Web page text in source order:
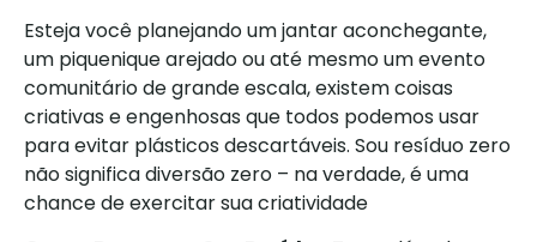
Esteja você planejando um jantar aconchegante,
um piquenique arejado ou até mesmo um evento
comunitário de grande escala, existem coisas
criativas e engenhosas que todos podemos usar
para evitar plásticos descartáveis. Sou resíduo zero
não significa diversão zero – na verdade, é uma
chance de exercitar sua criatividade